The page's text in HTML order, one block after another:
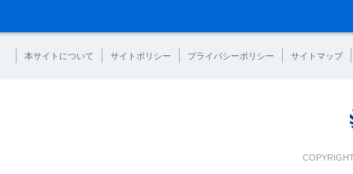
本サイトについて サイトポリシー プライバシーポリシー サイトマップ